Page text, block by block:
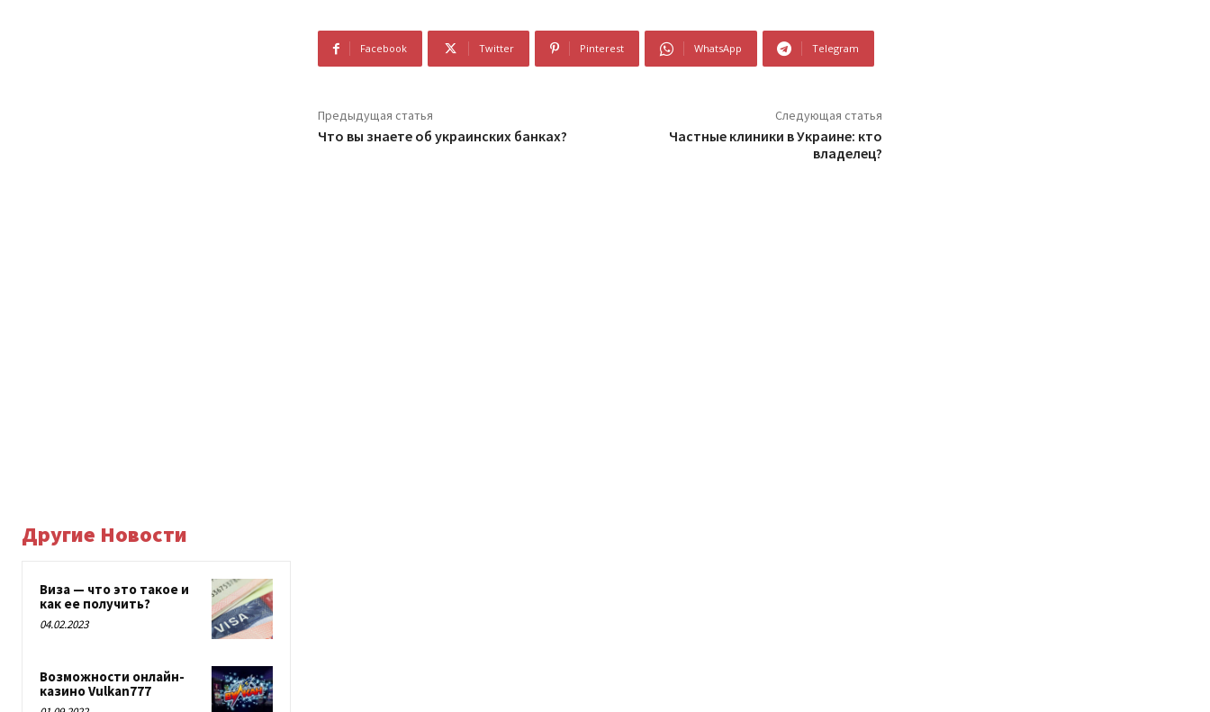
Facebook Twitter Pinterest WhatsApp Telegram
Предыдущая статья
Что вы знаете об украинских банках?
Следующая статья
Частные клиники в Украине: кто
владелец?
Другие Новости
Виза — что это такое и
как ее получить?
04.02.2023
Возможности онлайн-
казино Vulkan777